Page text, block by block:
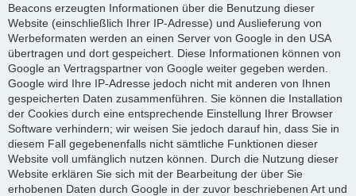
Beacons erzeugten Informationen über die Benutzung dieser
Website (einschließlich Ihrer IP-Adresse) und Auslieferung von
Werbeformaten werden an einen Server von Google in den USA
übertragen und dort gespeichert. Diese Informationen können von
Google an Vertragspartner von Google weiter gegeben werden.
Google wird Ihre IP-Adresse jedoch nicht mit anderen von Ihnen
gespeicherten Daten zusammenführen. Sie können die Installation
der Cookies durch eine entsprechende Einstellung Ihrer Browser
Software verhindern; wir weisen Sie jedoch darauf hin, dass Sie in
diesem Fall gegebenenfalls nicht sämtliche Funktionen dieser
Website voll umfänglich nutzen können. Durch die Nutzung dieser
Website erklären Sie sich mit der Bearbeitung der über Sie
erhobenen Daten durch Google in der zuvor beschriebenen Art und